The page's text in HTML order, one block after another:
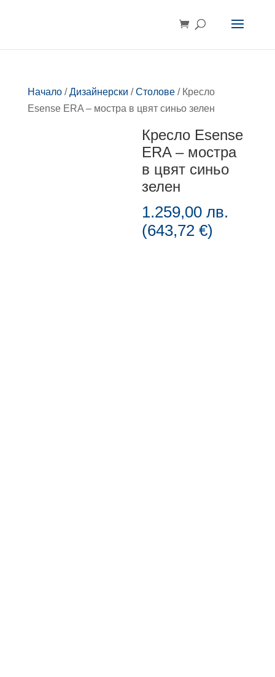
Начало/Дизайнерски /Столове/ Кресло
Esense ERA – мостра в цвят синьо зелен
Кресло Esense
ERA – мостра
в цвят синьо
зелен
1.259,00лв.
(643,72€)